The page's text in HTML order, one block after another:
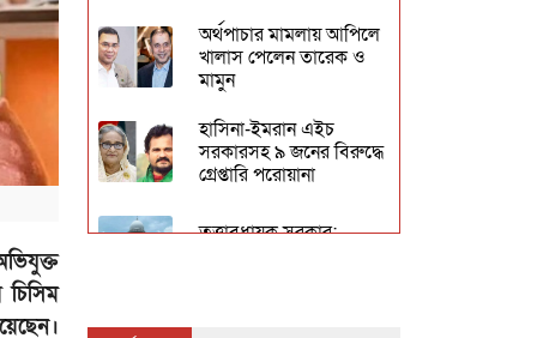
অর্থপাচার মামলায় আপিলে
খালাস পেলেন তারেক ও
মামুন
হাসিনা-ইমরান এইচ
সরকারসহ ৯ জনের বিরুদ্ধে
গ্রেপ্তারি পরোয়ানা
তত্ত্বাবধায়ক সরকার: